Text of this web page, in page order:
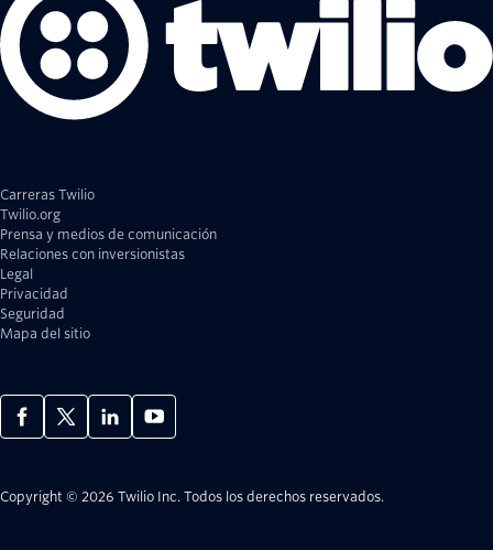
Carreras Twilio
Twilio.org
Prensa y medios de comunicación
Relaciones con inversionistas
Legal
Privacidad
Seguridad
Mapa del sitio
Copyright © 2026 Twilio Inc. Todos los derechos reservados.